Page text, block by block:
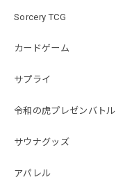
Sorcery TCG
カードゲーム
サプライ
令和の虎プレゼンバトル
サウナグッズ
アパレル